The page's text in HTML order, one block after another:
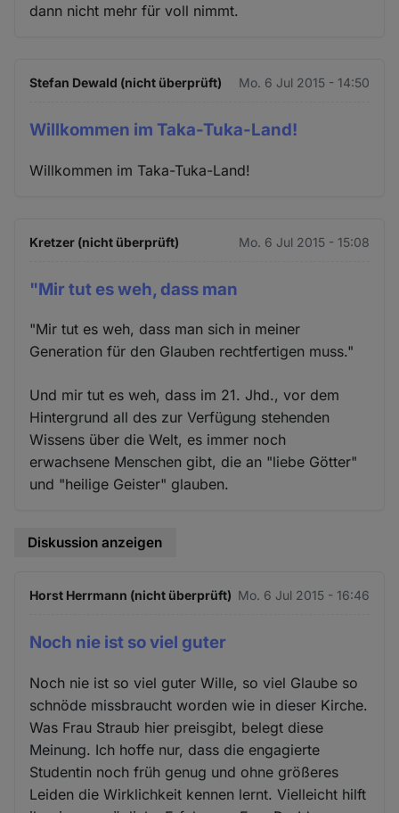
dann nicht mehr für voll nimmt.
Stefan Dewald (nicht überprüft) Mo. 6 Jul 2015 - 14:50
Willkommen im Taka-Tuka-Land!
Willkommen im Taka-Tuka-Land!
Kretzer (nicht überprüft) Mo. 6 Jul 2015 - 15:08
"Mir tut es weh, dass man
"Mir tut es weh, dass man sich in meiner
Generation für den Glauben rechtfertigen muss."
Und mir tut es weh, dass im 21. Jhd., vor dem
Hintergrund all des zur Verfügung stehenden
Wissens über die Welt, es immer noch
erwachsene Menschen gibt, die an "liebe Götter"
und "heilige Geister" glauben.
Diskussion anzeigen
Horst Herrmann (nicht überprüft) Mo. 6 Jul 2015 - 16:46
Noch nie ist so viel guter
Noch nie ist so viel guter Wille, so viel Glaube so
schnöde missbraucht worden wie in dieser Kirche.
Was Frau Straub hier preisgibt, belegt diese
Meinung. Ich hoffe nur, dass die engagierte
Studentin noch früh genug und ohne größeres
Leiden die Wirklichkeit kennen lernt. Vielleicht hilft